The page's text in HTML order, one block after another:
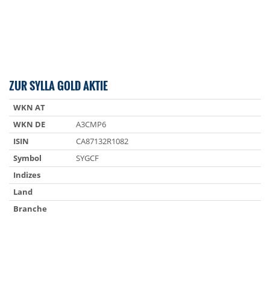
ZUR SYLLA GOLD AKTIE
WKN AT
WKN DE
A3CMP6
ISIN
CA87132R1082
Symbol
SYGCF
Indizes
Land
Branche